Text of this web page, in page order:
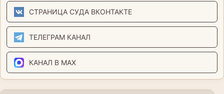
СТРАНИЦА СУДА ВКОНТАКТЕ
ТЕЛЕГРАМ КАНАЛ
КАНАЛ В MAX